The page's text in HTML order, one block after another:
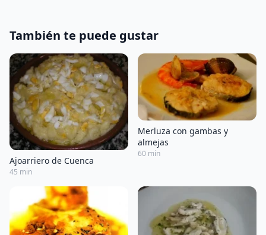
También te puede gustar
Ajoarriero de Cuenca
45 min
Merluza con gambas y
almejas
60 min